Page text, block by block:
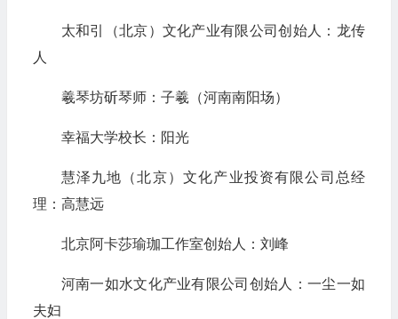
太和引（北京）文化产业有限公司创始人：龙传
人
羲琴坊斫琴师：子羲（河南南阳场）
幸福大学校长：阳光
慧泽九地（北京）文化产业投资有限公司总经
理：高慧远
北京阿卡莎瑜珈工作室创始人：刘峰
河南一如水文化产业有限公司创始人：一尘一如
夫妇